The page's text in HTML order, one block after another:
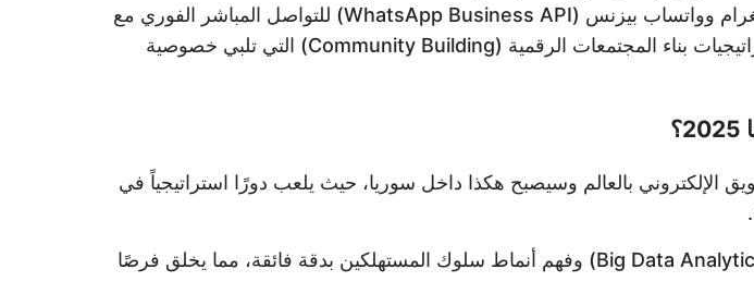
استغلال قنوات مثل تيليغرام وواتساب بيزنس (WhatsApp Business API) للتواصل المباشر الفوري مع
العملاء، وتقديم خدمة ما بعد البيع والدعم الفني بفعالية عالية، مع تنفيذ استراتيجيات بناء المجتمعات الرقمية (Community Building) التي تلبي خصوصية
الإلكتروني بالعالم وسيصبح هكذا داخل سوريا، حيث يلعب دورًا استراتيجياً في
تعتمد الشركات المتقدمة على حلول الذكاء الاصطناعي لتحليل البيانات الكبيرة (Big Data Analytics) وفهم أنماط سلوك المستهلكين بدقة فائقة، مما يخلق فرصًا